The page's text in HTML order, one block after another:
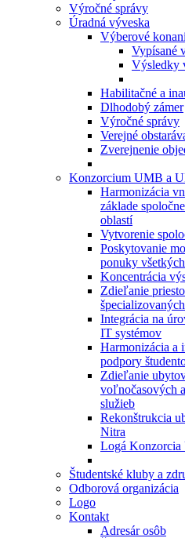
Výročné správy
Úradná výveska
Výberové
Vypísané
Výsledky
Habilitačné a
Dlhodobý zámer
Výročné správy
Verejné
Zverejnenie
Konzorcium UMB a
Harmonizácia
základe
oblastí
Vytvorenie
Poskytovanie
ponuky
Koncentrácia
Zdieľanie
Integrácia na
IT systémov
Harmonizácia a
podpory
Zdieľanie
voľnočasových
služieb
Rekonštrukcia
Nitra
Logá
Študentské kluby a
Odborová organizácia
Logo
Kontakt
Adresár osôb